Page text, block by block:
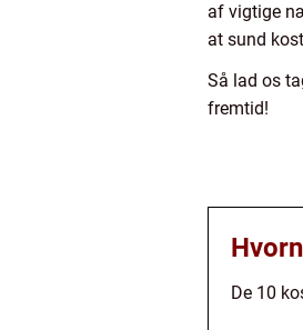
af vigtige
at sund
Så lad os
fremtid!
De 10